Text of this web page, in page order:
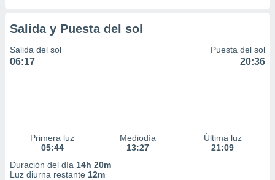
Salida y Puesta del sol
Salida del sol
06:17
Puesta del sol
20:36
Primera luz
05:44
Mediodía
13:27
Última luz
21:09
Duración del día 14h 20m
Luz diurna restante 12m